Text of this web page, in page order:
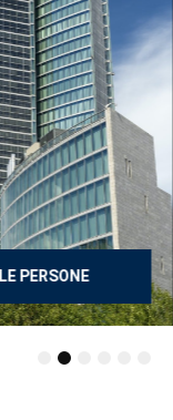
150 ANNI DOPO